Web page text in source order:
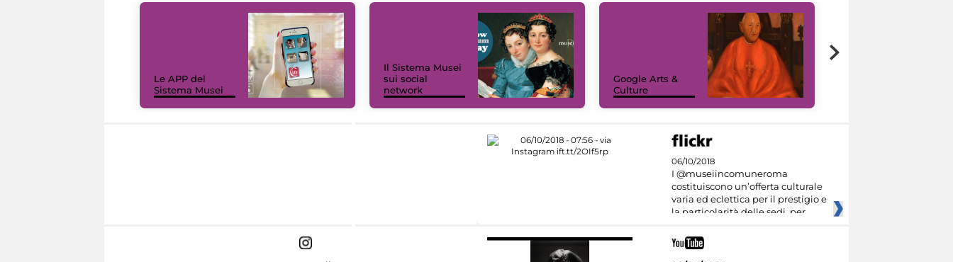
Le APP del
Sistema Musei
Il Sistema Musei
sui social
network
Google Arts &
Culture
06/10/2018
I @museiincomuneroma
costituiscono un’offerta culturale
varia ed eclettica per il prestigio e
la particolarità delle sedi, per